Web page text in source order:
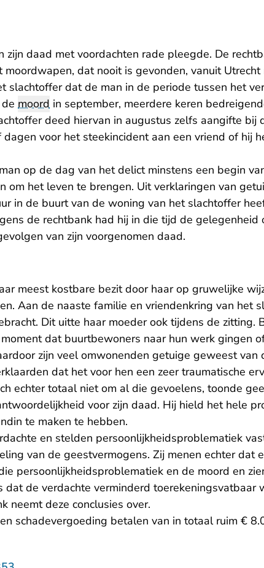
zijn daad met voordachten rade pleegde. De
dat nooit is gevonden, vanuit Utrecht
slachtoffer dat de man in de periode tussen het
moord in september, meerdere keren
deed hiervan in augustus zelfs aangifte bij
voor het steekincident aan een vriend of hij
op de dag van het delict minstens een begin
om het leven te brengen. Uit verklaringen van
in de buurt van de woning van het slachtoffer
de rechtbank had hij in die tijd de gelegenheid
van zijn voorgenomen daad.
meest kostbare bezit door haar op gruwelijke
Aan de naaste familie en vriendenkring van het
Dit uitte haar moeder ook tijdens de zitting.
dat buurtbewoners naar hun werk gingen
zijn veel omwonenden getuige geweest van
dat het voor hen een zeer traumatische
echter totaal niet om al die gevoelens, toonde
voor zijn daad. Hij hield het hele
te maken te hebben.
en stelden persoonlijkheidsproblematiek
van de geestvermogens. Zij menen echter dat
persoonlijkheidsproblematiek en de moord en
dat de verdachte verminderd toerekeningsvatbaar
neemt deze conclusies over.
schadevergoeding betalen van in totaal ruim €